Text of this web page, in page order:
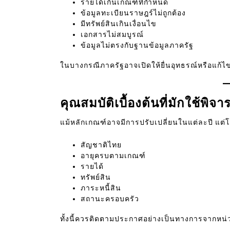
รายได้เกินเกณฑ์ที่กำหนด
ข้อมูลทะเบียนราษฎร์ไม่ถูกต้อง
มีทรัพย์สินเกินเงื่อนไข
เอกสารไม่สมบูรณ์
ข้อมูลไม่ตรงกับฐานข้อมูลภาครัฐ
ในบางกรณีภาครัฐอาจเปิดให้ยื่นอุทธรณ์หรือแก้ไ
คุณสมบัติเบื้องต้นที่มักใช้พิจา
แม้หลักเกณฑ์อาจมีการปรับเปลี่ยนในแต่ละปี แต่
สัญชาติไทย
อายุครบตามเกณฑ์
รายได้
ทรัพย์สิน
ภาระหนี้สิน
สถานะครอบครัว
ทั้งนี้ควรติดตามประกาศอย่างเป็นทางการจากหน่